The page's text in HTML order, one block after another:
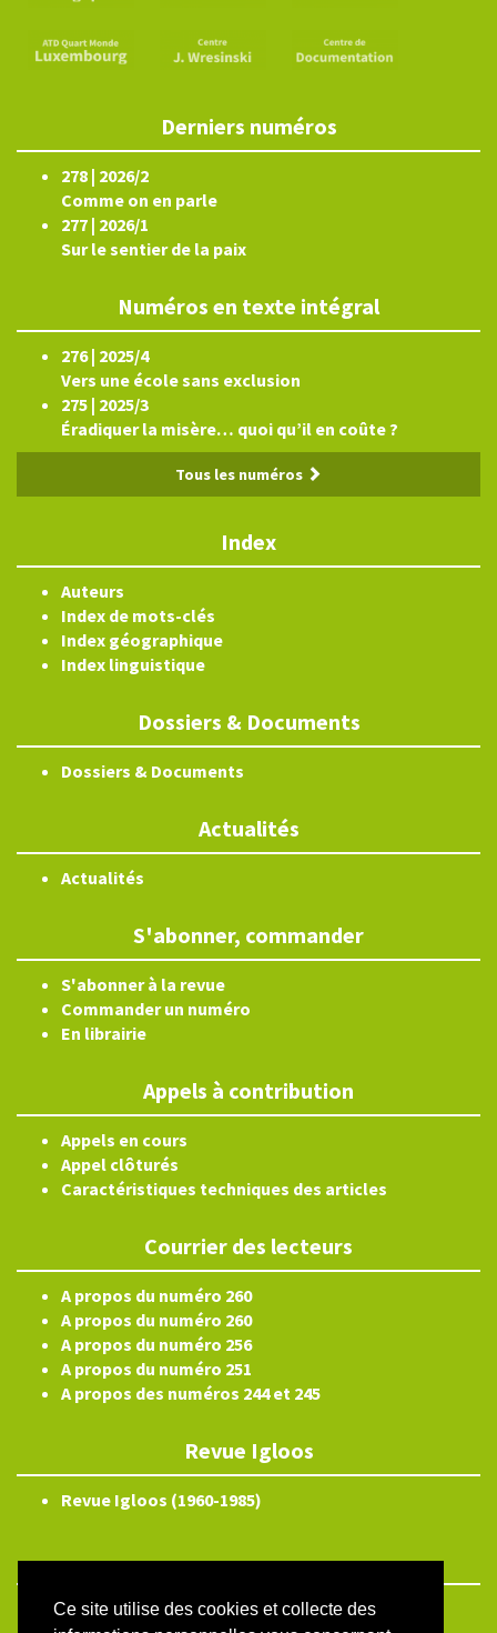
Ce site utilise des cookies et collecte des
Derniers numéros
278 | 2026/2
Comme on en parle
277 | 2026/1
Sur le sentier de la paix
Numéros en texte intégral
276 | 2025/4
Vers une école sans exclusion
275 | 2025/3
Éradiquer la misère… quoi qu’il en coûte ?
Tous les numéros
Index
Auteurs
Index de mots-clés
Index géographique
Index linguistique
Dossiers & Documents
Dossiers & Documents
Actualités
Actualités
S'abonner, commander
S'abonner à la revue
Commander un numéro
En librairie
Appels à contribution
Appels en cours
Appel clôturés
Caractéristiques techniques des articles
Courrier des lecteurs
A propos du numéro 260
A propos du numéro 260
A propos du numéro 256
A propos du numéro 251
A propos des numéros 244 et 245
Revue Igloos
Revue Igloos (1960-1985)
ISSN électronique 2804-3359